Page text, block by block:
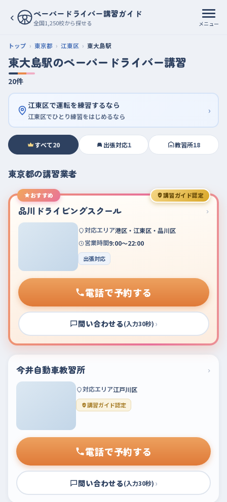
‹ ペーパードライバー講習ガイド
全国1,250校から探せる メニュー
トップ 東京都 江東区 東大島駅
東大島駅のペーパードライバー講習
20件
江東区で運転を練習するなら
江東区でひとり練習をはじめるなら ›
すべて20 出張対応1 教習所18
東京都の講習業者
おすすめ 講習ガイド認定
品川ドライビングスクール ›
対応エリア港区・江東区・品川区
営業時間9:00～22:00
出張対応
電話で予約する
問い合わせる(入力30秒) ›
今井自動車教習所 ›
対応エリア江戸川区
講習ガイド認定
電話で予約する
問い合わせる(入力30秒) ›